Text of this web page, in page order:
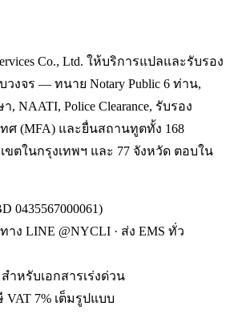
Co., Ltd. ให้บริการแปลและรับรอง
งจร — ทนาย Notary Public 6 ท่าน,
NAATI, Police Clearance, รับรอง
ศ (MFA) และยื่นสถานทูตทั้ง 168
ขตในกรุงเทพฯ และ 77 จังหวัด ตอบใน
0435567000061)
ง LINE @NYCLI · ส่ง EMS ทั่ว
สำหรับเอกสารเร่งด่วน
7% เต็มรูปแบบ